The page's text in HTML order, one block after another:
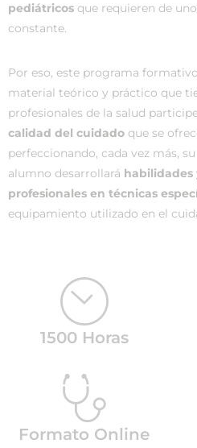
pediátricos que requieren de
constante.
Por eso, este programa
material teórico y práctico que
profesionales de la salud
calidad del cuidado que se
perfeccionando, cada vez más,
alumno desarrollará habilidades
profesionales en técnicas
equipamiento utilizado en el
1500 Horas
Formato Online